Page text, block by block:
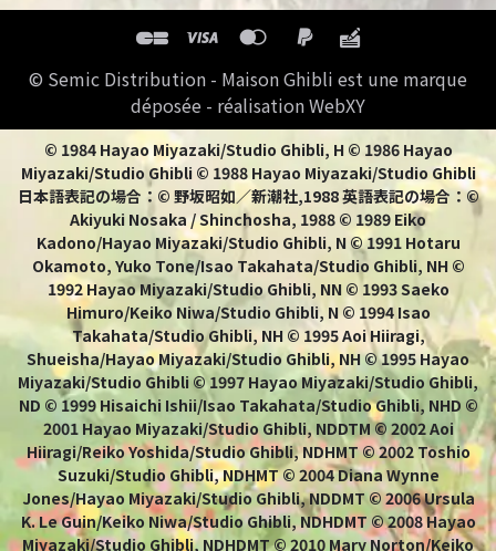
© Semic Distribution - Maison Ghibli est une marque
déposée - réalisation WebXY
© 1984 Hayao Miyazaki/Studio Ghibli, H © 1986 Hayao
Miyazaki/Studio Ghibli © 1988 Hayao Miyazaki/Studio Ghibli
日本語表記の場合：© 野坂昭如／新潮社,1988 英語表記の場合：©
Akiyuki Nosaka / Shinchosha, 1988 © 1989 Eiko
Kadono/Hayao Miyazaki/Studio Ghibli, N © 1991 Hotaru
Okamoto, Yuko Tone/Isao Takahata/Studio Ghibli, NH ©
1992 Hayao Miyazaki/Studio Ghibli, NN © 1993 Saeko
Himuro/Keiko Niwa/Studio Ghibli, N © 1994 Isao
Takahata/Studio Ghibli, NH © 1995 Aoi Hiiragi,
Shueisha/Hayao Miyazaki/Studio Ghibli, NH © 1995 Hayao
Miyazaki/Studio Ghibli © 1997 Hayao Miyazaki/Studio Ghibli,
ND © 1999 Hisaichi Ishii/Isao Takahata/Studio Ghibli, NHD ©
2001 Hayao Miyazaki/Studio Ghibli, NDDTM © 2002 Aoi
Hiiragi/Reiko Yoshida/Studio Ghibli, NDHMT © 2002 Toshio
Suzuki/Studio Ghibli, NDHMT © 2004 Diana Wynne
Jones/Hayao Miyazaki/Studio Ghibli, NDDMT © 2006 Ursula
K. Le Guin/Keiko Niwa/Studio Ghibli, NDHDMT © 2008 Hayao
Miyazaki/Studio Ghibli, NDHDMT © 2010 Mary Norton/Keiko